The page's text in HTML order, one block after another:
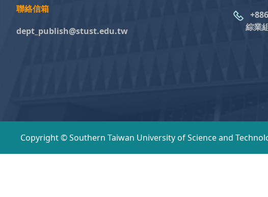
綜業
聯絡信箱
dept_publish@stust.edu.tw
Copyright © Southern Taiwan University of Science and